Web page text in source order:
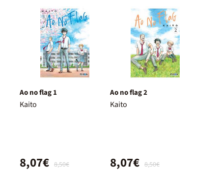
Ao no flag 1
Kaito
8,50€
8,07€
Ao no flag 2
Kaito
8,50€
8,07€